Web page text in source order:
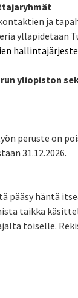
ja
ylläpidetään
yliopiston
peruste on
31.12.2026.
pääsy häntä
taikka
toiselle.